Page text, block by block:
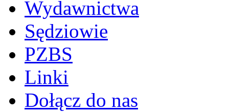
Wydawnictwa
Sędziowie
PZBS
Linki
Dołącz do nas